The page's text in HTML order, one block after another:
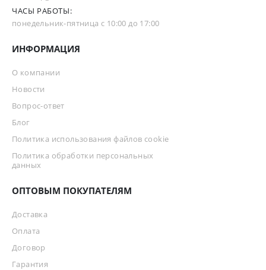
ЧАСЫ РАБОТЫ:
понедельник-пятница с 10:00 до 17:00
ИНФОРМАЦИЯ
О компании
Новости
Вопрос-ответ
Блог
Политика использования файлов cookie
Политика обработки персональных
данных
ОПТОВЫМ ПОКУПАТЕЛЯМ
Доставка
Оплата
Договор
Гарантия